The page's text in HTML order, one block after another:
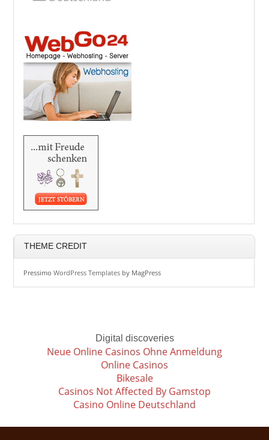
THEME CREDIT
PressimoWordPress Templates by MagPress
Digital discoveries
Neue Online Casinos Ohne Anmeldung
Online Casinos
Bikesale
Casinos Not Affected By Gamstop
Casino Online Deutschland